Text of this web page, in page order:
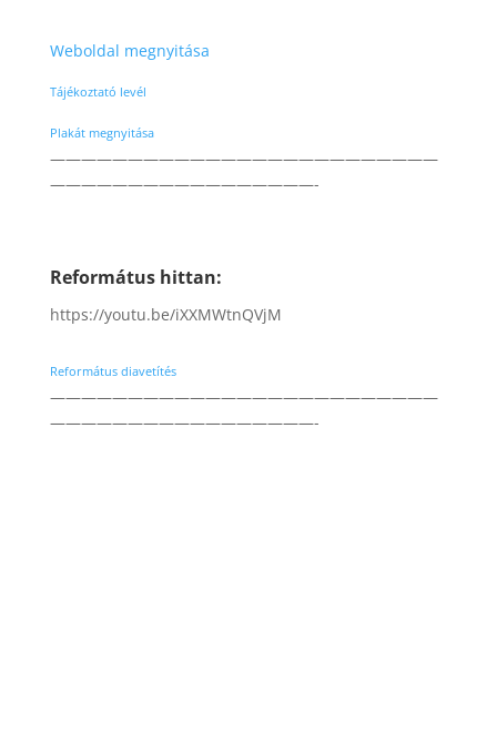
Weboldal megnyitása
Tájékoztató levél
Plakát megnyitása
—————————————————————————
—————————————————-
Református hittan:
https://youtu.be/iXXMWtnQVjM
Református diavetítés
—————————————————————————
—————————————————-